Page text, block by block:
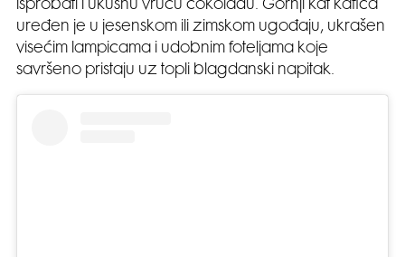
isprobati i ukusnu vruću čokoladu. Gornji kat kafića
uređen je u jesenskom ili zimskom ugođaju, ukrašen
visećim lampicama i udobnim foteljama koje
savršeno pristaju uz topli blagdanski napitak.